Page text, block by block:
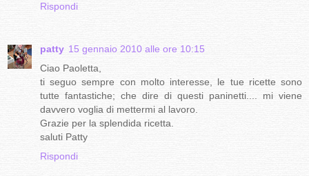
Rispondi
patty 15 gennaio 2010 alle ore 10:15
Ciao Paoletta,
ti seguo sempre con molto interesse, le tue ricette sono
tutte fantastiche; che dire di questi paninetti.... mi viene
davvero voglia di mettermi al lavoro.
Grazie per la splendida ricetta.
saluti Patty
Rispondi